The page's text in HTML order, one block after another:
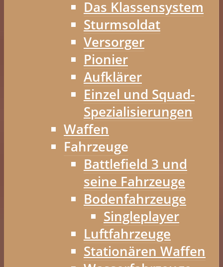
Das Klassensystem
Sturmsoldat
Versorger
Pionier
Aufklärer
Einzel und Squad-
Spezialisierungen
Waffen
Fahrzeuge
Battlefield 3 und
seine Fahrzeuge
Bodenfahrzeuge
Singleplayer
Luftfahrzeuge
Stationären Waffen